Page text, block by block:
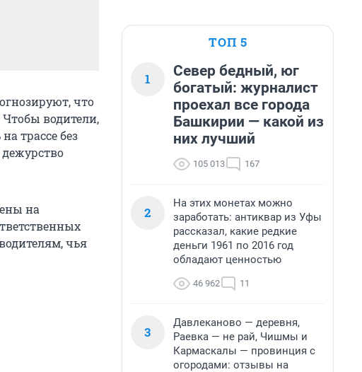
что
Чтобы водители,
трассе без
на
чья
ТОП 5
1
Север бедный, юг
богатый: журналист
проехал все города
Башкирии — какой из
них лучший
105 013 167
2
На этих монетах можно
заработать: антиквар из Уфы
рассказал, какие редкие
деньги 1961 по 2016 год
обладают ценностью
46 962 11
3
Давлеканово — деревня,
Раевка — не рай, Чишмы и
Кармаскалы — провинция с
огородами: отзывы на